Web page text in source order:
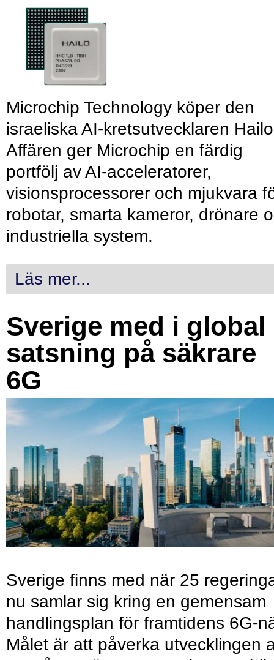
Microchip Technology köper den
israeliska AI-kretsutvecklaren
Affären ger Microchip en färdig
portfölj av AI-acceleratorer,
visionsprocessorer och mjukvara
robotar, smarta kameror, drönare
industriella system.
Läs mer...
Sverige med i global
satsning på säkrare
6G
Sverige finns med när 25
nu samlar sig kring en gemensam
handlingsplan för framtidens 6G-
Målet är att påverka utvecklingen